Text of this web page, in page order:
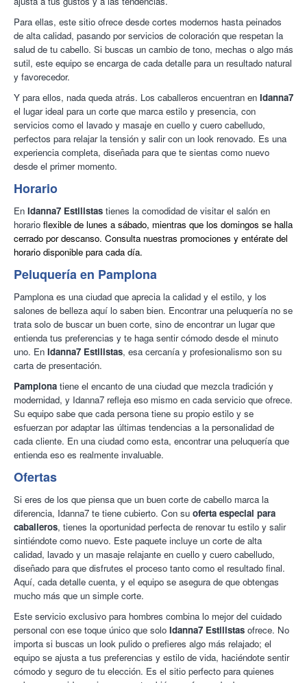
Para ellas, este sitio ofrece desde cortes modernos hasta peinados
de alta calidad, pasando por servicios de coloración que respetan la
salud de tu cabello. Si buscas un cambio de tono, mechas o algo más
sutil, este equipo se encarga de cada detalle para un resultado natural
y favorecedor.
Y para ellos, nada queda atrás. Los caballeros encuentran en Idanna7
el lugar ideal para un corte que marca estilo y presencia, con
servicios como el lavado y masaje en cuello y cuero cabelludo,
perfectos para relajar la tensión y salir con un look renovado. Es una
experiencia completa, diseñada para que te sientas como nuevo
desde el primer momento.
Horario
En Idanna7 Estilistas tienes la comodidad de visitar el salón en
horario flexible de lunes a sábado, mientras que los domingos se halla
cerrado por descanso. Consulta nuestras promociones y entérate del
horario disponible para cada día.
Peluquería en Pamplona
Pamplona es una ciudad que aprecia la calidad y el estilo, y los
salones de belleza aquí lo saben bien. Encontrar una peluquería no se
trata solo de buscar un buen corte, sino de encontrar un lugar que
entienda tus preferencias y te haga sentir cómodo desde el minuto
uno. En Idanna7 Estilistas, esa cercanía y profesionalismo son su
carta de presentación.
Pamplona tiene el encanto de una ciudad que mezcla tradición y
modernidad, y Idanna7 refleja eso mismo en cada servicio que ofrece.
Su equipo sabe que cada persona tiene su propio estilo y se
esfuerzan por adaptar las últimas tendencias a la personalidad de
cada cliente. En una ciudad como esta, encontrar una peluquería que
entienda eso es realmente invaluable.
Ofertas
Si eres de los que piensa que un buen corte de cabello marca la
diferencia, Idanna7 te tiene cubierto. Con su oferta especial para
caballeros, tienes la oportunidad perfecta de renovar tu estilo y salir
sintiéndote como nuevo. Este paquete incluye un corte de alta
calidad, lavado y un masaje relajante en cuello y cuero cabelludo,
diseñado para que disfrutes el proceso tanto como el resultado final.
Aquí, cada detalle cuenta, y el equipo se asegura de que obtengas
mucho más que un simple corte.
Este servicio exclusivo para hombres combina lo mejor del cuidado
personal con ese toque único que solo Idanna7 Estilistas ofrece. No
importa si buscas un look pulido o prefieres algo más relajado; el
equipo se ajusta a tus preferencias y estilo de vida, haciéndote sentir
cómodo y seguro de tu elección. Es el sitio perfecto para quienes